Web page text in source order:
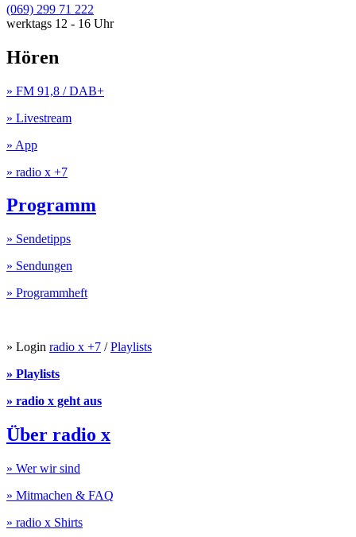
(069) 299 71 222
werktags 12 - 16 Uhr
Hören
» FM 91,8 / DAB+
» Livestream
» App
» radio x +7
Programm
» Sendetipps
» Sendungen
» Programmheft
» Login radio x +7 /Playlists
» Playlists
» radio x geht aus
Über radio x
» Wer wir sind
» Mitmachen & FAQ
» radio x Shirts